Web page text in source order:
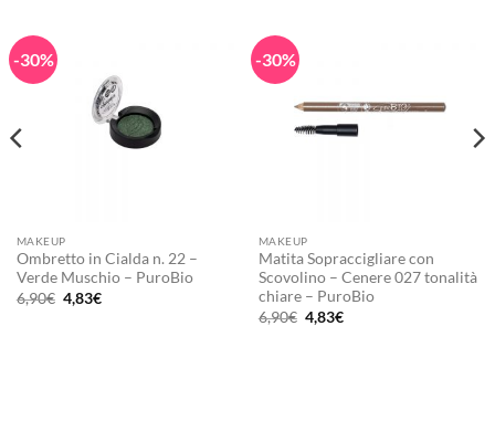
-30%
MAKEUP
Ombretto in Cialda n. 22 –
Verde Muschio – PuroBio
6,90€ Il
prezzo
4,83€Il
-30%
MAKEUP
Matita Sopraccigliare con
Scovolino – Cenere 027 tonalità
chiare – PuroBio
6,90€ Il
prezzo
4,83€Il